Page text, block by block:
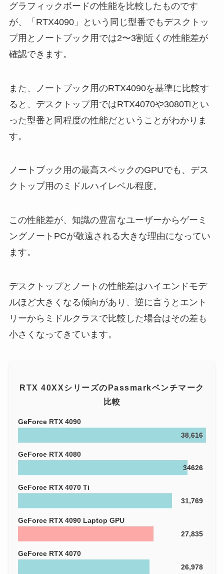
グラフィックボードの性能を比較したものです
が、「RTX4090」という同じ型番でもデスクトッ
プ用とノートブック用では2〜3割近くの性能差が
確認できます。
また、ノートブック用のRTX4090を基準に比較す
ると、デスクトップ用ではRTX4070や3080Tiとい
った型番と同程度の性能だということがわかりま
す。
ノートブック用の最高スペックのGPUでも、デス
クトップ用のミドルハイレベル程度。
この性能差が、知識の豊富なユーザーからゲーミ
ングノートPCが敬遠される大きな理由になってい
ます。
デスクトップとノートの性能差はハイエンドモデ
ルほど大きくなる傾向があり、逆に言うとエント
リーからミドルクラスで比較した場合はその差も
小さくなってきています。
RTX 40XXシリーズのPassmarkベンチマーク
比較
GeForce RTX 4090
38,616
GeForce RTX 4080
34626
GeForce RTX 4070 Ti
31,769
GeForce RTX 4090 Laptop GPU
27,835
GeForce RTX 4070
26,978